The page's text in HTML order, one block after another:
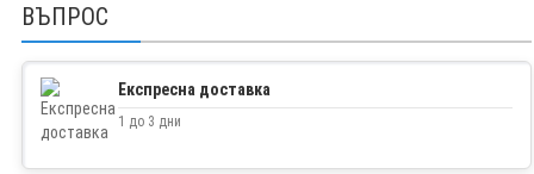
ВЪПРОС
Експресна доставка
1 до 3 дни